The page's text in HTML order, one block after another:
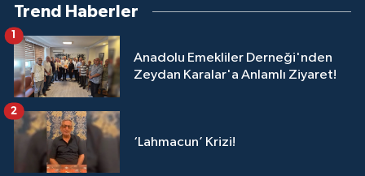
Trend Haberler
Anadolu Emekliler Derneği'nden
Zeydan Karalar'a Anlamlı Ziyaret!
1
‘Lahmacun’ Krizi!
2